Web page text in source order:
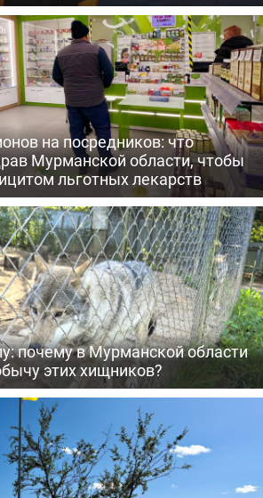
на посредников: что
Мурманской области, чтобы
льготных лекарств
почему в Мурманской области
этих хищников?